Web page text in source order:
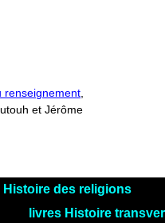
renseignement,
et Jérôme
Histoire des religions
livres Histoire